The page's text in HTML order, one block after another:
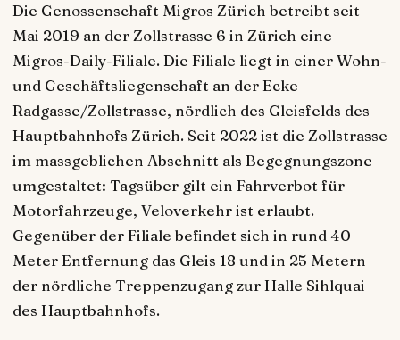
Die Genossenschaft Migros Zürich betreibt seit
Mai 2019 an der Zollstrasse 6 in Zürich eine
Migros-Daily-Filiale. Die Filiale liegt in einer Wohn-
und Geschäftsliegenschaft an der Ecke
Radgasse/Zollstrasse, nördlich des Gleisfelds des
Hauptbahnhofs Zürich. Seit 2022 ist die Zollstrasse
im massgeblichen Abschnitt als Begegnungszone
umgestaltet: Tagsüber gilt ein Fahrverbot für
Motorfahrzeuge, Veloverkehr ist erlaubt.
Gegenüber der Filiale befindet sich in rund 40
Meter Entfernung das Gleis 18 und in 25 Metern
der nördliche Treppenzugang zur Halle Sihlquai
des Hauptbahnhofs.